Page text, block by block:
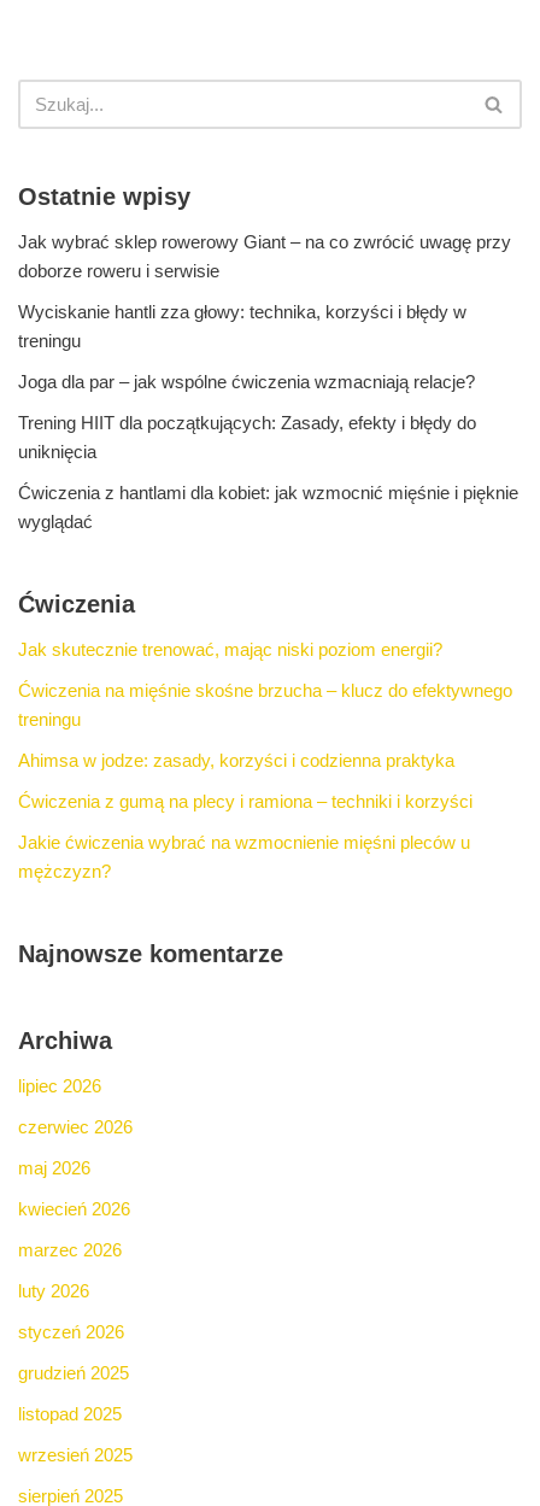
Ostatnie wpisy
Jak wybrać sklep rowerowy Giant – na co zwrócić uwagę przy
doborze roweru i serwisie
Wyciskanie hantli zza głowy: technika, korzyści i błędy w
treningu
Joga dla par – jak wspólne ćwiczenia wzmacniają relacje?
Trening HIIT dla początkujących: Zasady, efekty i błędy do
uniknięcia
Ćwiczenia z hantlami dla kobiet: jak wzmocnić mięśnie i pięknie
wyglądać
Ćwiczenia
Jak skutecznie trenować, mając niski poziom energii?
Ćwiczenia na mięśnie skośne brzucha – klucz do efektywnego
treningu
Ahimsa w jodze: zasady, korzyści i codzienna praktyka
Ćwiczenia z gumą na plecy i ramiona – techniki i korzyści
Jakie ćwiczenia wybrać na wzmocnienie mięśni pleców u
mężczyzn?
Najnowsze komentarze
Archiwa
lipiec 2026
czerwiec 2026
maj 2026
kwiecień 2026
marzec 2026
luty 2026
styczeń 2026
grudzień 2025
listopad 2025
wrzesień 2025
sierpień 2025